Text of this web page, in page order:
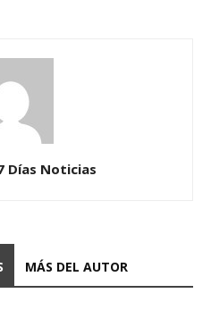
Días Noticias
MÁS DEL AUTOR